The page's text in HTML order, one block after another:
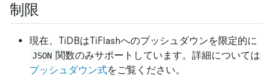
制限
現在、TiDBはTiFlashへのプッシュダウンを限定的に
JSON 関数のみサポートしています。詳細については
プッシュダウン式をご覧ください。